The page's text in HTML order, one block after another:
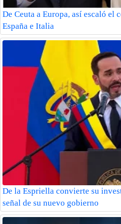
De Ceuta a Europa, así escaló
España e Italia
De la Espriella convierte su
señal de su nuevo gobierno